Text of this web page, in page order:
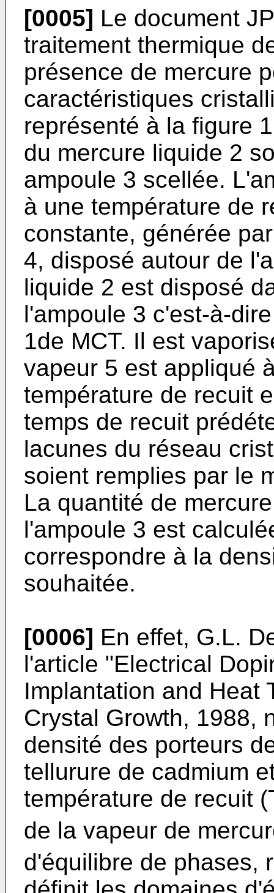
[0005] Le document
traitement thermique
présence de mercure
caractéristiques
représenté à la figure
du mercure liquide 2
ampoule 3 scellée.
à une température de
constante, générée
4, disposé autour de
liquide 2 est disposé
l'ampoule 3 c'est-à-
1de MCT. Il est
vapeur 5 est appliqué
température de recuit
temps de recuit
lacunes du réseau
soient remplies par le
La quantité de
l'ampoule 3 est
correspondre à la
souhaitée.
[0006] En effet, G.L.
l'article "Electrical
Implantation and Heat
Crystal Growth, 1988,
densité des porteurs
tellurure de cadmium
température de recuit
de la vapeur de
d'équilibre de phases,